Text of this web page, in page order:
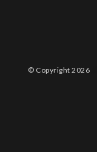
© Copyright 2026